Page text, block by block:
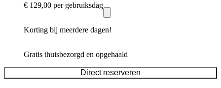
€ 129,00 per gebruiksdag
Korting bij meerdere dagen!
Gratis thuisbezorgd en opgehaald
Direct reserveren